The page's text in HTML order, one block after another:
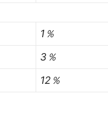
1％
3％
12％